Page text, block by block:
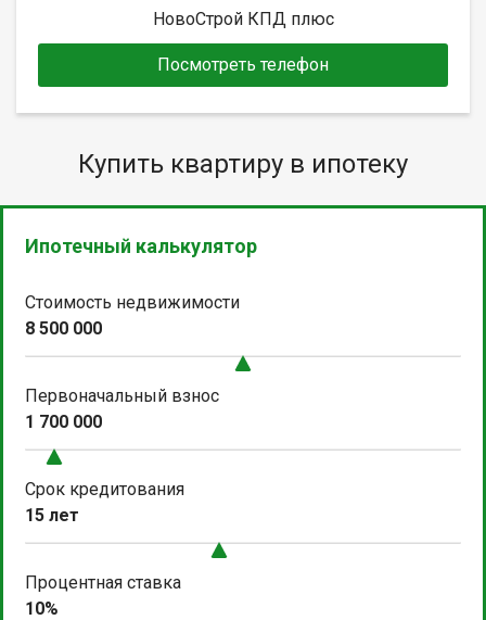
НовоСтрой КПД плюс
Посмотреть телефон
Купить квартиру в ипотеку
Ипотечный калькулятор
Стоимость недвижимости
8 500 000
Первоначальный взнос
1 700 000
Срок кредитования
15 лет
Процентная ставка
10%